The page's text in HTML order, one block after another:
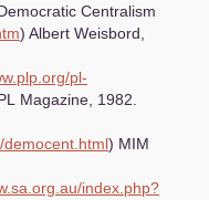
Centralism
) Albert Weisbord,
pl-
Magazine, 1982.
democent.html) MIM
index.php?